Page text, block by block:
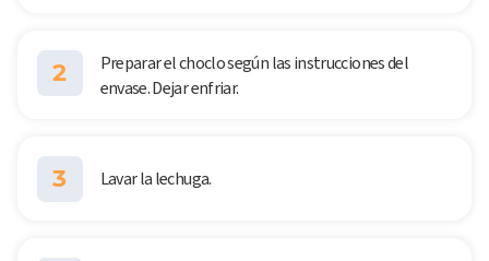
2
Preparar el choclo según las instrucciones del
envase. Dejar enfriar.
3 Lavar la lechuga.